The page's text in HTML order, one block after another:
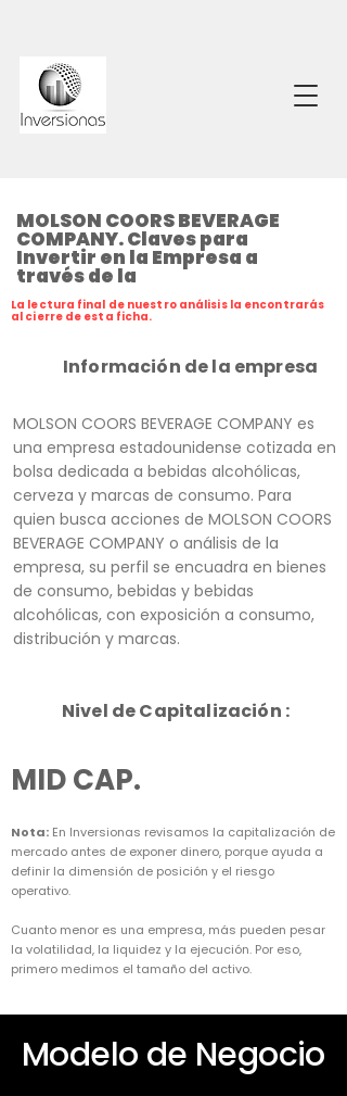
MOLSON COORS BEVERAGE
COMPANY. Claves para
Invertir en la Empresa a
través de la
La lectura final de nuestro análisis la encontrarás
al cierre de esta ficha.
Información de la empresa
MOLSON COORS BEVERAGE COMPANY es
una empresa estadounidense cotizada en
bolsa dedicada a bebidas alcohólicas,
cerveza y marcas de consumo. Para
quien busca acciones de MOLSON COORS
BEVERAGE COMPANY o análisis de la
empresa, su perfil se encuadra en bienes
de consumo, bebidas y bebidas
alcohólicas, con exposición a consumo,
distribución y marcas.
Nivel de Capitalización :
MID CAP.
Nota: En Inversionas revisamos la capitalización de
mercado antes de exponer dinero, porque ayuda a
definir la dimensión de posición y el riesgo
operativo.
Cuanto menor es una empresa, más pueden pesar
la volatilidad, la liquidez y la ejecución. Por eso,
primero medimos el tamaño del activo.
Modelo de Negocio